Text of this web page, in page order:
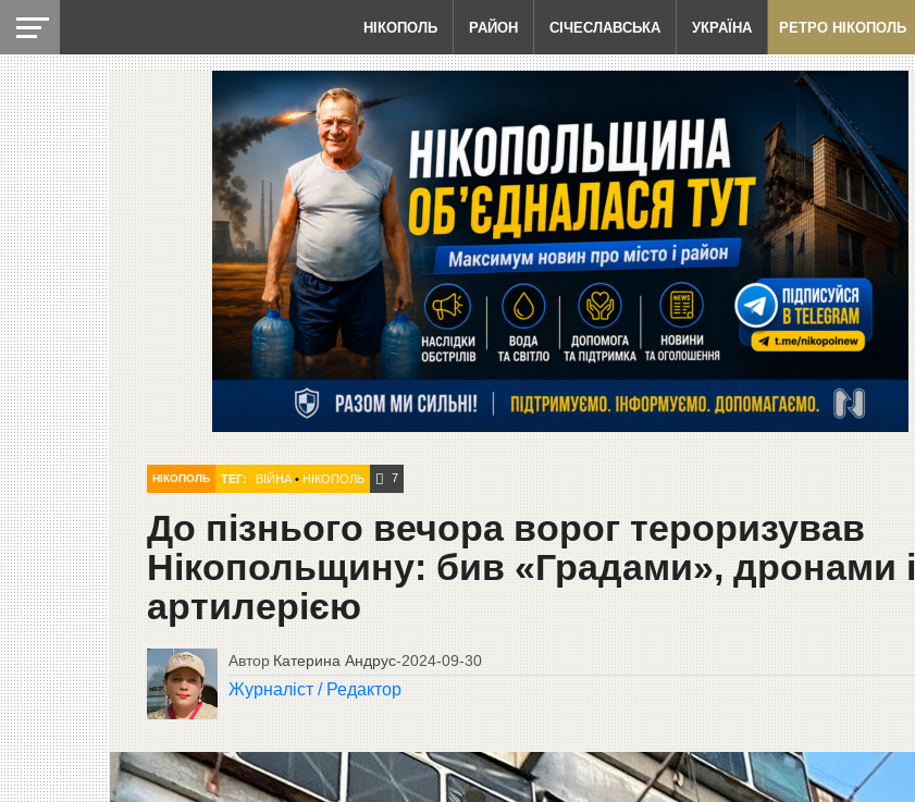
НІКОПОЛЬ РАЙОН СІЧЕСЛАВСЬКА УКРАЇНА РЕТРО НІКОПОЛЬ
НІКОПОЛЬ ТЕГ: ВІЙНА• НІКОПОЛЬ 7
До пізнього вечора ворог тероризував
Нікопольщину: бив «Градами», дронами і
артилерією
Автор Катерина Андрус-2024-09-30
Журналіст / Редактор